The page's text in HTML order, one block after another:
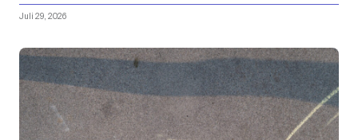
Juli 29, 2026